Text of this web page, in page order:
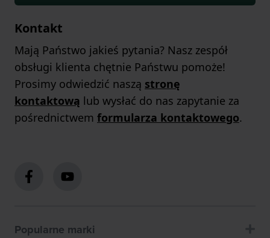
Kontakt
Mają Państwo jakieś pytania? Nasz zespół
obsługi klienta chętnie Państwu pomoże!
Prosimy odwiedzić naszą stronę
kontaktową lub wysłać do nas zapytanie za
pośrednictwem formularza kontaktowego.
Popularne marki